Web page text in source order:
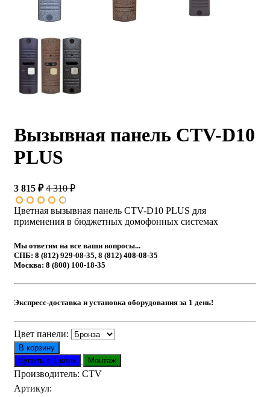
Вызывная панель CTV-D10
PLUS
3 815 ₽ 4 310 ₽
Цветная вызывная панель CTV-D10 PLUS для
применения в бюджетных домофонных системах
Мы ответим на все ваши вопросы...
СПБ: 8 (812) 929-08-35, 8 (812) 408-08-35
Москва: 8 (800) 100-18-35
Экспресс-доставка и установка оборудования за 1 день!
Цвет панели:
Производитель: CTV
Артикул: